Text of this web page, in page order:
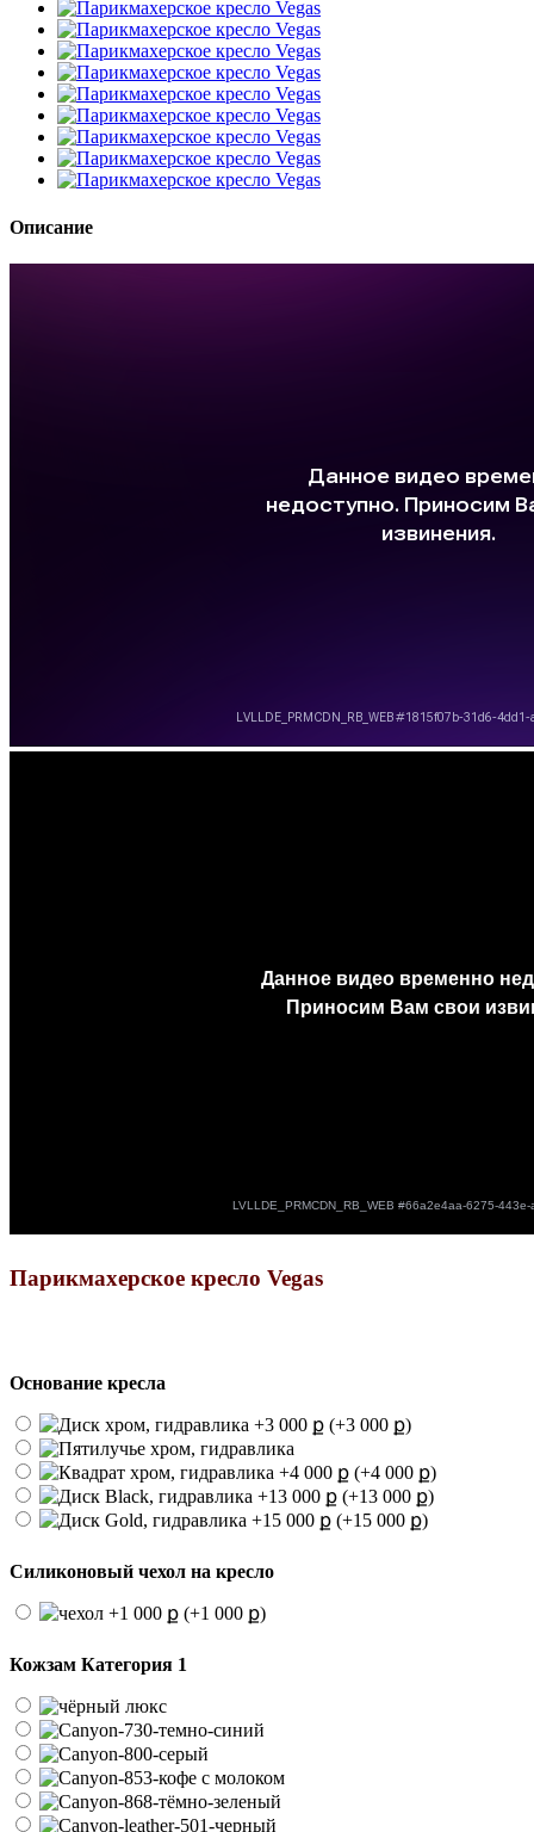
Описание
Парикмахерское кресло Vegas
Основание кресла
(+3 000 ք)
(+4 000 ք)
(+13 000 ք)
(+15 000 ք)
Силиконовый чехол на кресло
(+1 000 ք)
Кожзам Категория 1